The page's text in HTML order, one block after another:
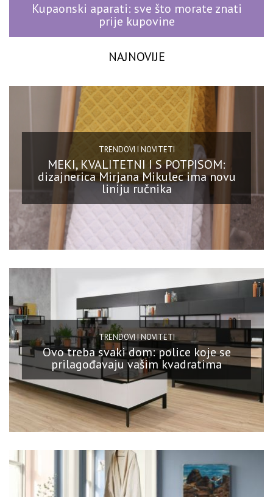
Kupaonski aparati: sve što morate znati
prije kupovine
NAJNOVIJE
TRENDOVI I NOVITETI
MEKI, KVALITETNI I S POTPISOM:
dizajnerica Mirjana Mikulec ima novu
liniju ručnika
TRENDOVI I NOVITETI
Ovo treba svaki dom: police koje se
prilagođavaju vašim kvadratima